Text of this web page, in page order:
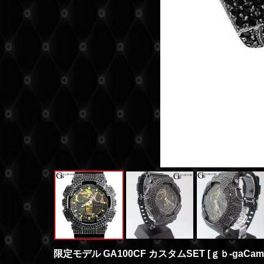
限定モデル GA100CF カスタムSET [ｇｂ-